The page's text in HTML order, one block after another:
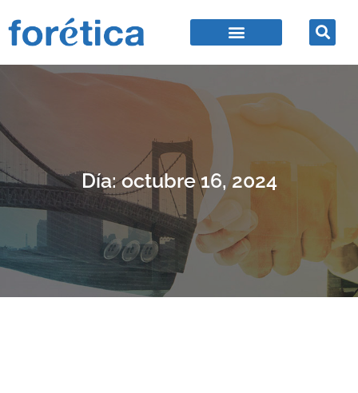
Día: octubre 16, 2024